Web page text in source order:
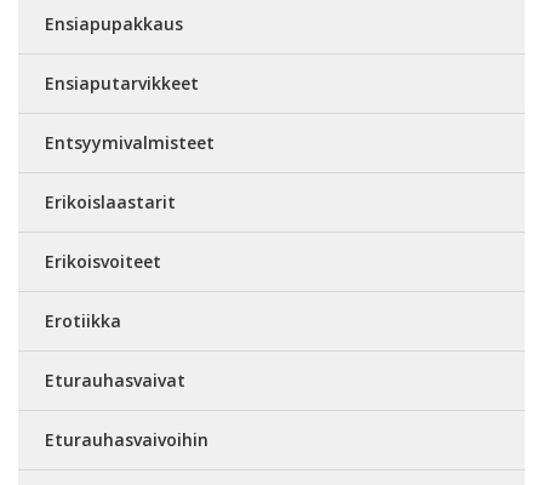
Ensiapupakkaus
Ensiaputarvikkeet
Entsyymivalmisteet
Erikoislaastarit
Erikoisvoiteet
Erotiikka
Eturauhasvaivat
Eturauhasvaivoihin